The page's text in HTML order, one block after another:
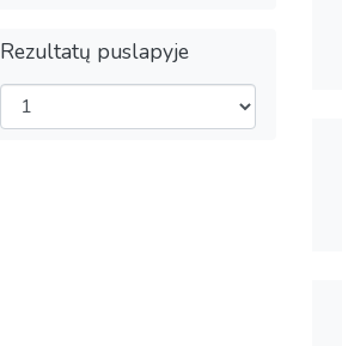
Rezultatų puslapyje